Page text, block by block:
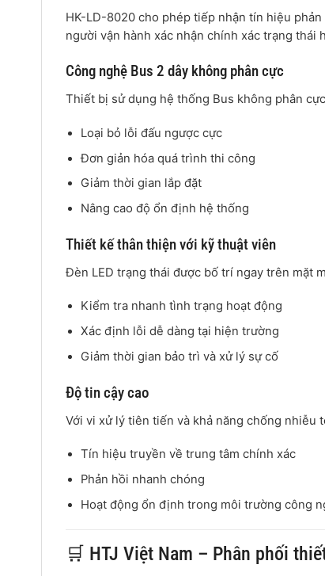
HK-LD-8020 cho phép tiếp nhận tín hiệu
người vận hành xác nhận chính xác trạng
Công nghệ Bus 2 dây không phân cực
Thiết bị sử dụng hệ thống Bus không phân
Loại bỏ lỗi đấu ngược cực
Đơn giản hóa quá trình thi công
Giảm thời gian lắp đặt
Nâng cao độ ổn định hệ thống
Thiết kế thân thiện với kỹ thuật viên
Đèn LED trạng thái được bố trí ngay trên mặt
Kiểm tra nhanh tình trạng hoạt động
Xác định lỗi dễ dàng tại hiện trường
Giảm thời gian bảo trì và xử lý sự cố
Độ tin cậy cao
Với vi xử lý tiên tiến và khả năng chống nhiễu
Tín hiệu truyền về trung tâm chính xác
Phản hồi nhanh chóng
Hoạt động ổn định trong môi trường công
🛒 HTJ Việt Nam – Phân phối